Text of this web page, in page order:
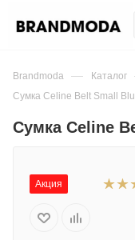
Brandmoda — Каталог
Сумка Celine Belt Small
Сумка Celine
Акция